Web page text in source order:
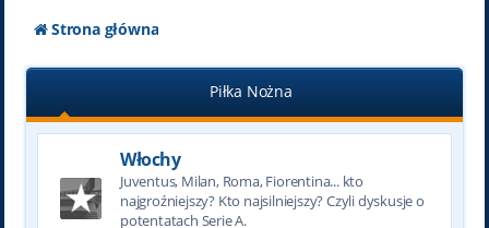
Strona główna
Piłka Nożna
Włochy
Juventus, Milan, Roma, Fiorentina... kto
najgroźniejszy? Kto najsilniejszy? Czyli dyskusje o
potentatach Serie A.